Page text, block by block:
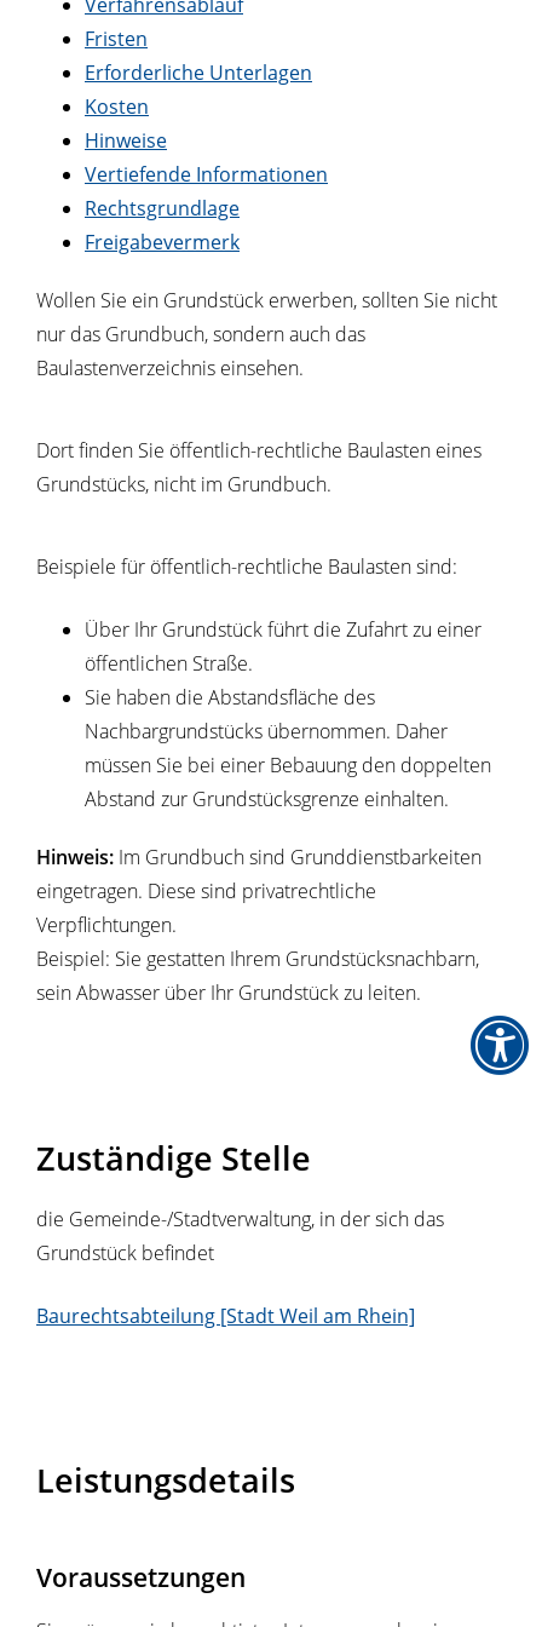
Fristen
Erforderliche Unterlagen
Kosten
Hinweise
Vertiefende Informationen
Rechtsgrundlage
Freigabevermerk
Wollen Sie ein Grundstück erwerben, sollten Sie nicht
nur das Grundbuch, sondern auch das
Baulastenverzeichnis einsehen.
Dort finden Sie öffentlich-rechtliche Baulasten eines
Grundstücks, nicht im Grundbuch.
Beispiele für öffentlich-rechtliche Baulasten sind:
Über Ihr Grundstück führt die Zufahrt zu einer
öffentlichen Straße.
Sie haben die Abstandsfläche des
Nachbargrundstücks übernommen. Daher
müssen Sie bei einer Bebauung den doppelten
Abstand zur Grundstücksgrenze einhalten.
Hinweis: Im Grundbuch sind Grunddienstbarkeiten
eingetragen. Diese sind privatrechtliche
Verpflichtungen.
Beispiel: Sie gestatten Ihrem Grundstücksnachbarn,
sein Abwasser über Ihr Grundstück zu leiten.
Zuständige Stelle
die Gemeinde-/Stadtverwaltung, in der sich das
Grundstück befindet
Baurechtsabteilung [Stadt Weil am Rhein]
Leistungsdetails
Voraussetzungen